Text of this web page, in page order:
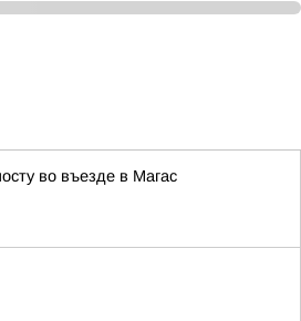
во въезде в Магас